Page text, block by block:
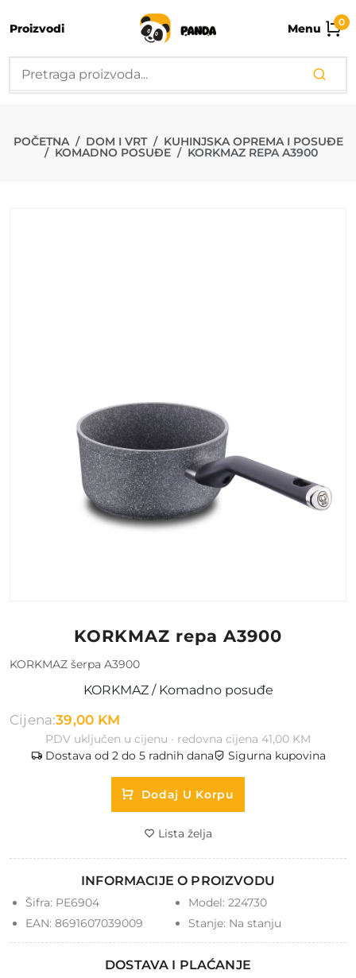
Proizvodi Menu 0
KORKMAZ
POČETNA DOM I VRT KUHINJSKA OPREMA I POSUĐE
KOMADNO POSUĐE KORKMAZ REPA A3900
KORKMAZ repa A3900
KORKMAZ šerpa A3900
KORKMAZ / Komadno posuđe
Cijena:39,00 KM
PDV uključen u cijenu · redovna cijena 41,00 KM
Dostava od 2 do 5 radnih dana
Sigurna kupovina
Dodaj U Korpu
Lista želja
INFORMACIJE O PROIZVODU
Šifra: PE6904 Model: 224730
EAN: 8691607039009 Stanje: Na stanju
DOSTAVA I PLAĆANJE